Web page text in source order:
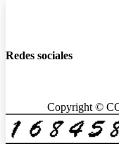
Redes sociales
Copyright ©